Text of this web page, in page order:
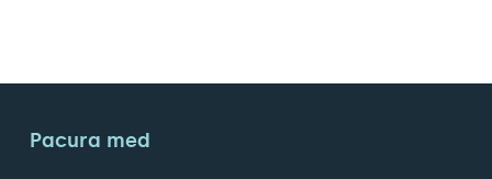
Pacura med